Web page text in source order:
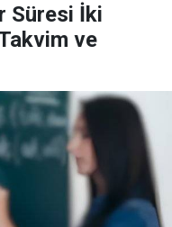
Süresi İki
ve